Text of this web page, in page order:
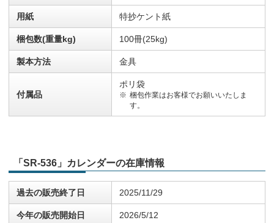
用紙 特抄ケント紙
梱包数(重量kg) 100冊(25kg)
製本方法 金具
付属品
ポリ袋
梱包作業はお客様でお願いいたしま
す。
「SR-536」カレンダーの在庫情報
過去の販売終了日 2025/11/29
今年の販売開始日 2026/5/12